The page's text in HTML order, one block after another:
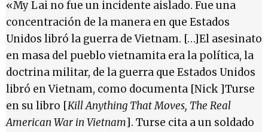
«My Lai no fue un incidente aislado. Fue una
concentración de la manera en que Estados
Unidos libró la guerra de Vietnam. […]El asesinato
en masa del pueblo vietnamita era la política, la
doctrina militar, de la guerra que Estados Unidos
libró en Vietnam, como documenta [Nick ]Turse
en su libro [Kill Anything That Moves, The Real
American War in Vietnam]. Turse cita a un soldado